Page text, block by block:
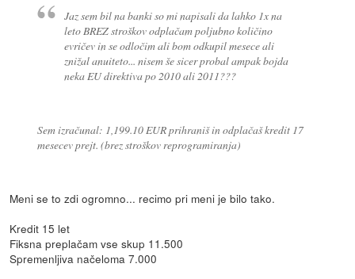
Jaz sem bil na banki so mi napisali da lahko 1x na
leto BREZ stroškov odplačam poljubno količino
evričev in se odločim ali bom odkupil mesece ali
znižal anuiteto... nisem še sicer probal ampak bojda
neka EU direktiva po 2010 ali 2011???
Sem izračunal: 1,199.10 EUR prihraniš in odplačaš kredit 17
mesecev prejt. (brez stroškov reprogramiranja)
Meni se to zdi ogromno... recimo pri meni je bilo tako.
Kredit 15 let
Fiksna preplačam vse skup 11.500
Spremenljiva načeloma 7.000